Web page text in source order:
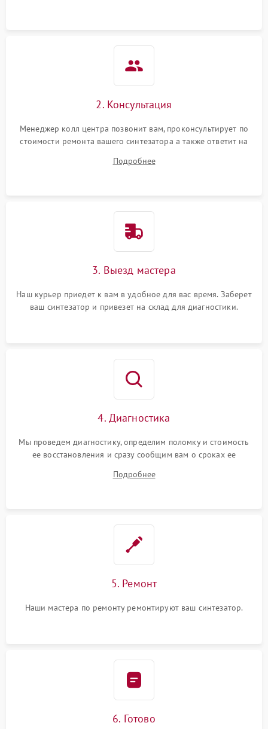
2. Консультация
Менеджер колл центра позвонит вам, проконсультирует по
стоимости ремонта вашего синтезатора а также ответит на
Подробнее
3. Выезд мастера
Наш курьер приедет к вам в удобное для вас время. Заберет
ваш синтезатор и привезет на склад для диагностики.
4. Диагностика
Мы проведем диагностику, определим поломку и стоимость
ее восстановления и сразу сообщим вам о сроках ее
Подробнее
5. Ремонт
Наши мастера по ремонту ремонтируют ваш синтезатор.
6. Готово